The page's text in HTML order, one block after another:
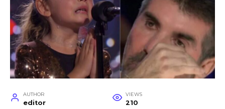
AUTHOR
editor
VIEWS
210